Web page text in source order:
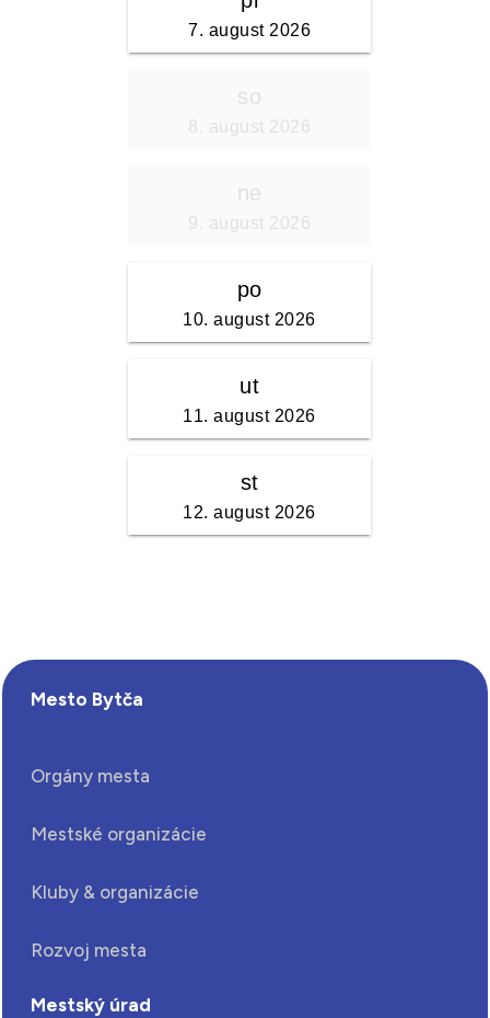
Mesto Bytča
Orgány mesta
Mestské organizácie
Kluby & organizácie
Rozvoj mesta
Mestský úrad